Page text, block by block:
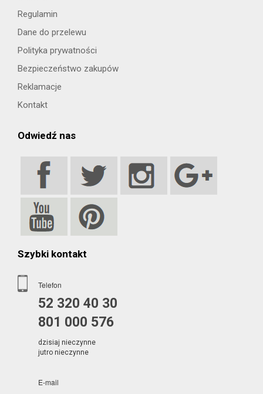
Regulamin
Dane do przelewu
Polityka prywatności
Bezpieczeństwo zakupów
Reklamacje
Kontakt
Odwiedź nas
Szybki kontakt
Telefon
52 320 40 30
801 000 576
dzisiaj nieczynne
jutro nieczynne
E-mail